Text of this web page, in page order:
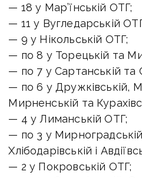
— 18 у Мар’їнській ОТГ;
— 11 у Вугледарській
— 9 у Нікольській ОТГ;
— по 8 у Торецькій та
— по 7 у Сартанській та
— по 6 у Дружківській,
Мирненській та
— 4 у Лиманській ОТГ;
— по 3 у
Хлібодарівській і
— 2 у Покровській ОТГ;